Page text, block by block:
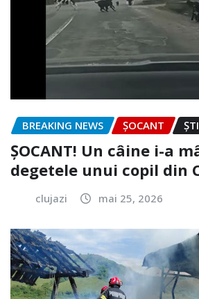
BREAKING NEWS ȘOCANT
ȘOCANT! Un câine i-a
degetele unui copil din
clujazi mai 25, 2026